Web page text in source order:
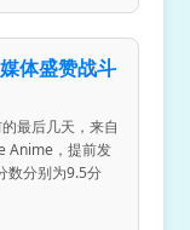
体盛赞战斗
最后几天，来自
Anime，提前发
数分别为9.5分